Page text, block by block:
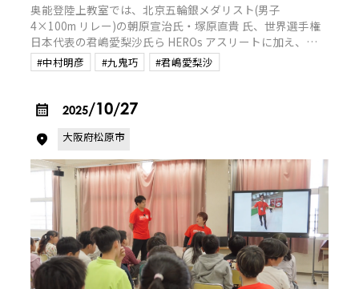
奥能登陸上教室では、北京五輪銀メダリスト(男子
4×100m リレー)の朝原宣治氏・塚原直貴 氏、世界選手権
日本代表の君嶋愛梨沙氏ら HEROs アスリートに加え、日
本陸上競技連盟(JAAF)の協 力によりロンドン五輪日本代表
の九鬼巧氏、ロンドン・リオデジャネイロ五輪日本代表の
む 100 名以上の小中高校生を中心に、トップアス リートに
よる直接指導を通じて、子どもたちに夢と希望を届けま
す。
#中村明彦 #九鬼巧 #君嶋愛梨沙
2025/10/27
大阪府松原市